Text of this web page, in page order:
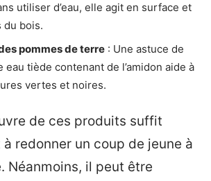
utiliser d’eau, elle agit en surface et
du bois.
pommes de terre : Une astuce de
tiède contenant de l’amidon aide à
vertes et noires.
de ces produits suffit
redonner un coup de jeune à
Néanmoins, il peut être